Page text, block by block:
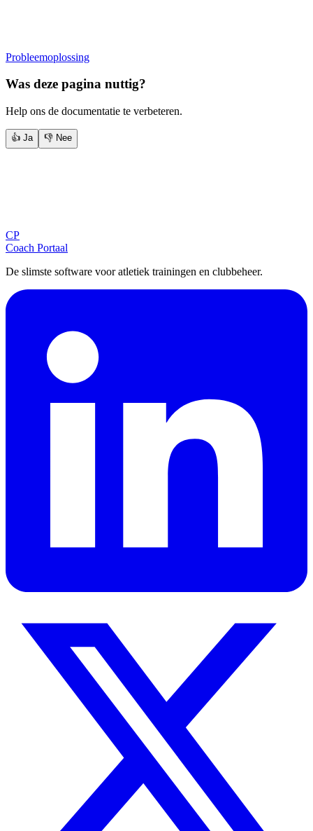
Probleemoplossing
Was deze pagina nuttig?
Help ons de documentatie te verbeteren.
👍 Ja 👎 Nee
CP
Coach Portaal
De slimste software voor atletiek trainingen en clubbeheer.